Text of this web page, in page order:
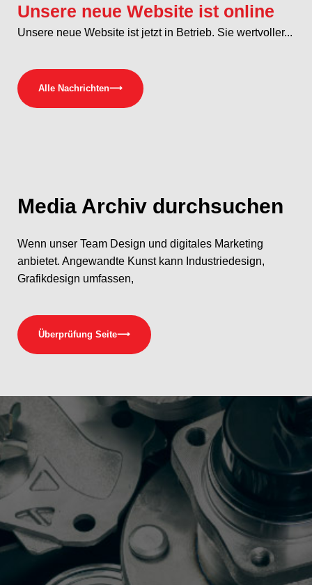
Unsere neue Website ist online
Unsere neue Website ist jetzt in Betrieb. Sie wertvoller...
Alle Nachrichten⟶
Media Archiv durchsuchen
Wenn unser Team Design und digitales Marketing
anbietet. Angewandte Kunst kann Industriedesign,
Grafikdesign umfassen,
Überprüfung Seite⟶